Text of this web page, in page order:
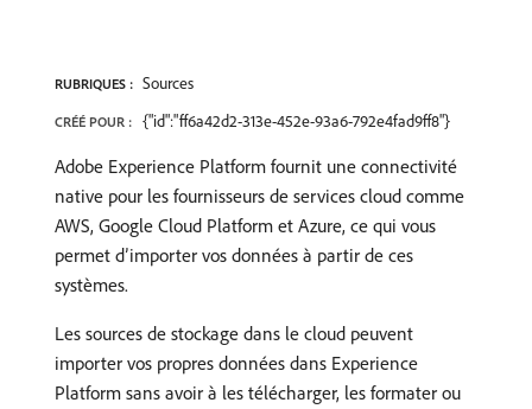
RUBRIQUES : Sources
CRÉÉ POUR : {"id":"ff6a42d2-313e-452e-93a6-792e4fad9ff8"}
Adobe Experience Platform fournit une connectivité
native pour les fournisseurs de services cloud comme
AWS, Google Cloud Platform et Azure, ce qui vous
permet d’importer vos données à partir de ces
systèmes.
Les sources de stockage dans le cloud peuvent
importer vos propres données dans Experience
Platform sans avoir à les télécharger, les formater ou